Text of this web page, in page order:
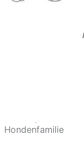
Hondenfamilie